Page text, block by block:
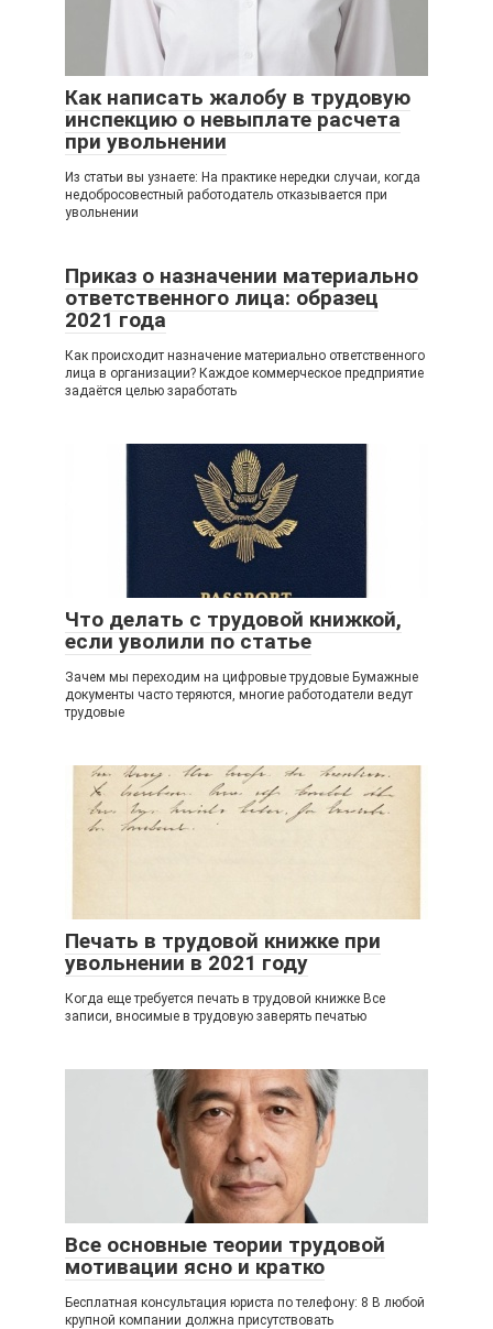
Как написать жалобу в трудовую
инспекцию о невыплате расчета
при увольнении
Из статьи вы узнаете: На практике нередки случаи, когда
недобросовестный работодатель отказывается при
увольнении
Приказ о назначении материально
ответственного лица: образец
2021 года
Как происходит назначение материально ответственного
лица в организации? Каждое коммерческое предприятие
задаётся целью заработать
Что делать с трудовой книжкой,
если уволили по статье
Зачем мы переходим на цифровые трудовые Бумажные
документы часто теряются, многие работодатели ведут
трудовые
Печать в трудовой книжке при
увольнении в 2021 году
Когда еще требуется печать в трудовой книжке Все
записи, вносимые в трудовую заверять печатью
Все основные теории трудовой
мотивации ясно и кратко
Бесплатная консультация юриста по телефону: 8 В любой
крупной компании должна присутствовать